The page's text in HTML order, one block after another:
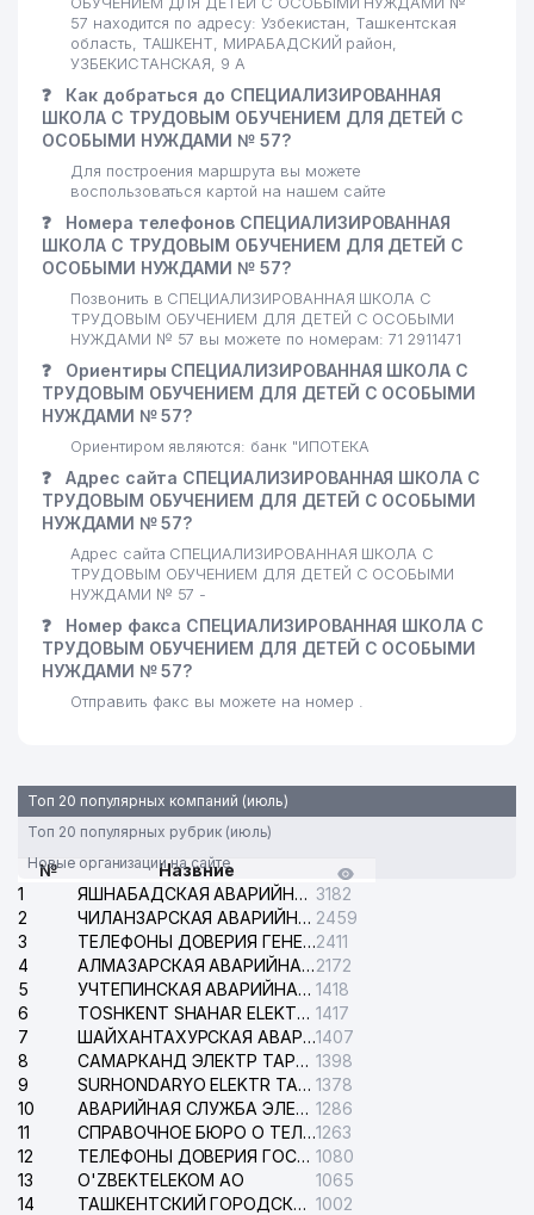
57 находится по адресу: Узбекистан, Ташкентская
область, ТАШКЕНТ, МИРАБАДСКИЙ район,
УЗБЕКИСТАНСКАЯ, 9 А
❓
Как добраться до СПЕЦИАЛИЗИРОВАННАЯ
ШКОЛА С ТРУДОВЫМ ОБУЧЕНИЕМ ДЛЯ ДЕТЕЙ С
ОСОБЫМИ НУЖДАМИ № 57?
Для построения маршрута вы можете
воспользоваться картой на нашем сайте
❓
Номера телефонов СПЕЦИАЛИЗИРОВАННАЯ
ШКОЛА С ТРУДОВЫМ ОБУЧЕНИЕМ ДЛЯ ДЕТЕЙ С
ОСОБЫМИ НУЖДАМИ № 57?
Позвонить в СПЕЦИАЛИЗИРОВАННАЯ ШКОЛА С
ТРУДОВЫМ ОБУЧЕНИЕМ ДЛЯ ДЕТЕЙ С ОСОБЫМИ
НУЖДАМИ № 57 вы можете по номерам: 71 2911471
❓
Ориентиры СПЕЦИАЛИЗИРОВАННАЯ ШКОЛА С
ТРУДОВЫМ ОБУЧЕНИЕМ ДЛЯ ДЕТЕЙ С ОСОБЫМИ
НУЖДАМИ № 57?
Ориентиром являются: банк "ИПОТЕКА
❓
Адрес сайта СПЕЦИАЛИЗИРОВАННАЯ ШКОЛА С
ТРУДОВЫМ ОБУЧЕНИЕМ ДЛЯ ДЕТЕЙ С ОСОБЫМИ
НУЖДАМИ № 57?
Адрес сайта СПЕЦИАЛИЗИРОВАННАЯ ШКОЛА С
ТРУДОВЫМ ОБУЧЕНИЕМ ДЛЯ ДЕТЕЙ С ОСОБЫМИ
НУЖДАМИ № 57 -
❓
Номер факса СПЕЦИАЛИЗИРОВАННАЯ ШКОЛА С
ТРУДОВЫМ ОБУЧЕНИЕМ ДЛЯ ДЕТЕЙ С ОСОБЫМИ
НУЖДАМИ № 57?
Отправить факс вы можете на номер .
Топ 20 популярных компаний (июль)
Топ 20 популярных рубрик (июль)
Новые организации на сайте
№
Назвние
1
ЯШНАБАДСКАЯ АВАРИЙНАЯ СЛУЖБА ЭЛЕКТРОСЕТИ 3182
2
ЧИЛАНЗАРСКАЯ АВАРИЙНАЯ СЛУЖБА ЭЛЕКТРОСЕТИ 2459
3
ТЕЛЕФОНЫ ДОВЕРИЯ ГЕНЕРАЛЬНОЙ ПРОКУРАТУРЫ РЕСПУБЛИКИ УЗБЕКИСТАН2411
4
АЛМАЗАРСКАЯ АВАРИЙНАЯ СЛУЖБА ЭЛЕКТРОСЕТИ2172
5
УЧТЕПИНСКАЯ АВАРИЙНАЯ СЛУЖБА ЭЛЕКТРОСЕТИ 1418
6
TOSHKENT SHAHAR ELEKTR TARMOQLARI KORXONASI АО 1417
7
ШАЙХАНТАХУРСКАЯ АВАРИЙНАЯ СЛУЖБА ЭЛЕКТРОСЕТИ1407
8
САМАРКАНД ЭЛЕКТР ТАРМОКЛАРИ АО 1398
9
SURHONDARYO ELEKTR TARMOKLARI АО 1378
10
АВАРИЙНАЯ СЛУЖБА ЭЛЕКТРОСЕТИ ТАШКЕНТСКОГО РАЙОНА 1286
11
СПРАВОЧНОЕ БЮРО О ТЕЛЕФОНАХ ОРГАНИЗАЦИЙ г. ТАШКЕНТА1263
12
ТЕЛЕФОНЫ ДОВЕРИЯ ГОСУДАРСТВЕННОГО ЦЕНТРА ТЕСТИРОВАНИЯ 1080
13
O'ZBEKTELEKOM АО
1065
14
ТАШКЕНТСКИЙ ГОРОДСКОЙ СУД ПО ГРАЖДАНСКИМ ДЕЛАМ 1002